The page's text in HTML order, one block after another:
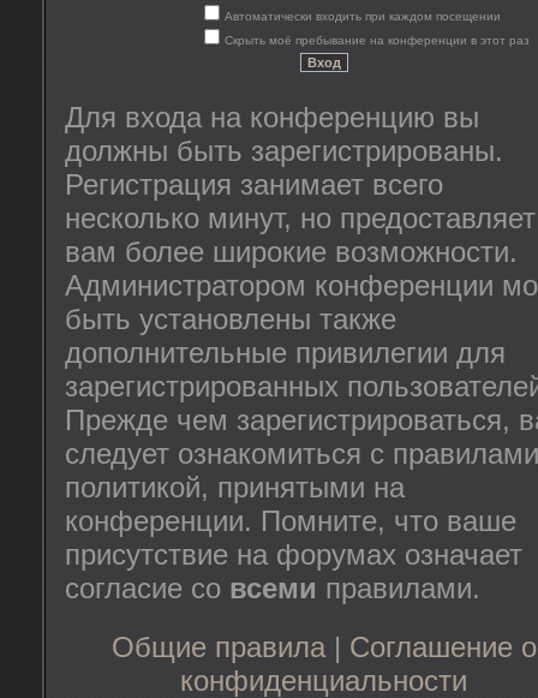
Автоматически входить при каждом посещении
Скрыть моё пребывание на конференции в этот раз
Для входа на конференцию вы
должны быть зарегистрированы.
Регистрация занимает всего
несколько минут, но предоставляет
вам более широкие возможности.
Администратором конференции
быть установлены также
дополнительные привилегии для
зарегистрированных
Прежде чем зарегистрироваться,
следует ознакомиться с
политикой, принятыми на
конференции. Помните, что ваше
присутствие на форумах означает
согласие со всеми правилами.
Общие правила| Соглашение о
конфиденциальности